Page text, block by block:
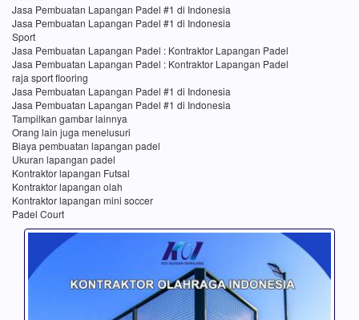
Jasa Pembuatan Lapangan Padel #1 di Indonesia
Jasa Pembuatan Lapangan Padel #1 di Indonesia
Sport
Jasa Pembuatan Lapangan Padel : Kontraktor Lapangan Padel
Jasa Pembuatan Lapangan Padel : Kontraktor Lapangan Padel
raja sport flooring
Jasa Pembuatan Lapangan Padel #1 di Indonesia
Jasa Pembuatan Lapangan Padel #1 di Indonesia
Tampilkan gambar lainnya
Orang lain juga menelusuri
Biaya pembuatan lapangan padel
Ukuran lapangan padel
Kontraktor lapangan Futsal
Kontraktor lapangan olah
Kontraktor lapangan mini soccer
Padel Court